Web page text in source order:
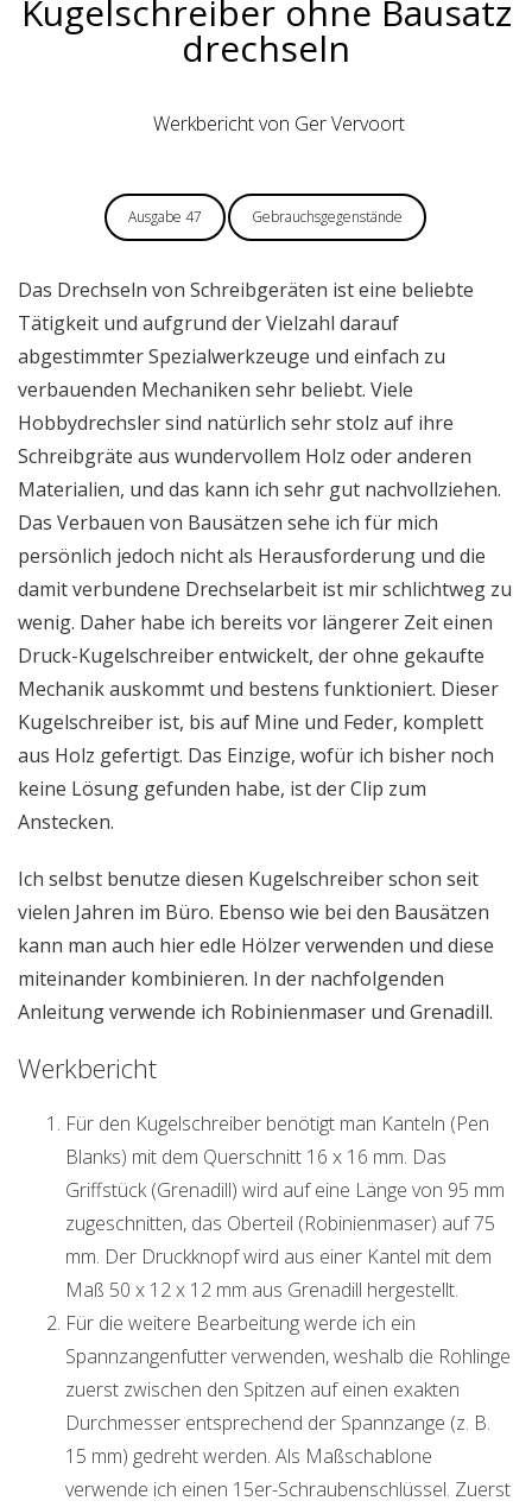
Kugelschreiber ohne Bausatz
drechseln
Werkbericht von Ger Vervoort
Ausgabe 47 Gebrauchsgegenstände
Das Drechseln von Schreibgeräten ist eine beliebte
Tätigkeit und aufgrund der Vielzahl darauf
abgestimmter Spezialwerkzeuge und einfach zu
verbauenden Mechaniken sehr beliebt. Viele
Hobbydrechsler sind natürlich sehr stolz auf ihre
Schreibgräte aus wundervollem Holz oder anderen
Materialien, und das kann ich sehr gut nachvollziehen.
Das Verbauen von Bausätzen sehe ich für mich
persönlich jedoch nicht als Herausforderung und die
damit verbundene Drechselarbeit ist mir schlichtweg zu
wenig. Daher habe ich bereits vor längerer Zeit einen
Druck-Kugelschreiber entwickelt, der ohne gekaufte
Mechanik auskommt und bestens funktioniert. Dieser
Kugelschreiber ist, bis auf Mine und Feder, komplett
aus Holz gefertigt. Das Einzige, wofür ich bisher noch
keine Lösung gefunden habe, ist der Clip zum
Anstecken.
Ich selbst benutze diesen Kugelschreiber schon seit
vielen Jahren im Büro. Ebenso wie bei den Bausätzen
kann man auch hier edle Hölzer verwenden und diese
miteinander kombinieren. In der nachfolgenden
Anleitung verwende ich Robinienmaser und Grenadill.
Werkbericht
Für den Kugelschreiber benötigt man Kanteln (Pen
Blanks) mit dem Querschnitt 16 x 16 mm. Das
Griffstück (Grenadill) wird auf eine Länge von 95 mm
zugeschnitten, das Oberteil (Robinienmaser) auf 75
mm. Der Druckknopf wird aus einer Kantel mit dem
Maß 50 x 12 x 12 mm aus Grenadill hergestellt.
Für die weitere Bearbeitung werde ich ein
Spannzangenfutter verwenden, weshalb die Rohlinge
zuerst zwischen den Spitzen auf einen exakten
Durchmesser entsprechend der Spannzange (z. B.
15 mm) gedreht werden. Als Maßschablone
verwende ich einen 15er-Schraubenschlüssel. Zuerst